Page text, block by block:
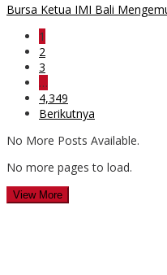
Bursa Ketua IMI Bali
1
2
3
…
4,349
Berikutnya
No More Posts Available.
No more pages to load.
View More